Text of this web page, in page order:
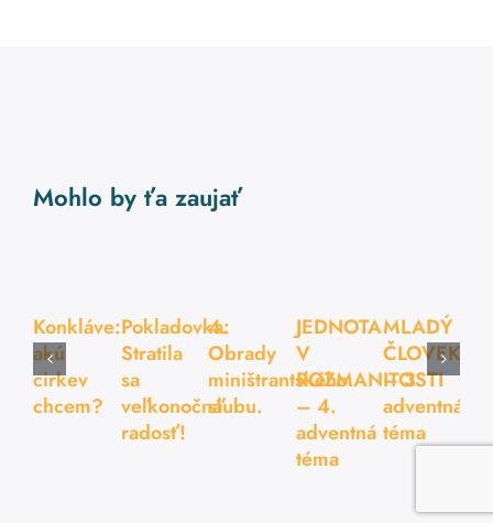
Mohlo by ťa zaujať
Konkláve:
akú
cirkev
chcem?
Pokladovka:
Stratila
sa
veľkonočná
radosť!
4.
Obrady
miništrantského
sľubu.
JEDNOTA
V
ROZMANITOSTI
– 4.
adventná
téma
MLADÝ
ČLOVEK
– 3.
adventná
téma